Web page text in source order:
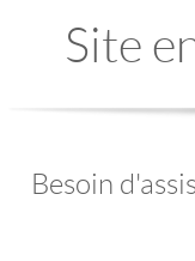
Site
Besoin